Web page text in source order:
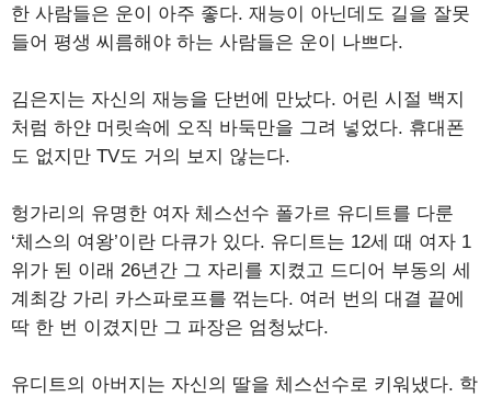
한 사람들은 운이 아주 좋다. 재능이 아닌데도 길을 잘못
들어 평생 씨름해야 하는 사람들은 운이 나쁘다.
김은지는 자신의 재능을 단번에 만났다. 어린 시절 백지
처럼 하얀 머릿속에 오직 바둑만을 그려 넣었다. 휴대폰
도 없지만 TV도 거의 보지 않는다.
헝가리의 유명한 여자 체스선수 폴가르 유디트를 다룬
‘체스의 여왕’이란 다큐가 있다. 유디트는 12세 때 여자 1
위가 된 이래 26년간 그 자리를 지켰고 드디어 부동의 세
계최강 가리 카스파로프를 꺾는다. 여러 번의 대결 끝에
딱 한 번 이겼지만 그 파장은 엄청났다.
유디트의 아버지는 자신의 딸을 체스선수로 키워냈다. 학